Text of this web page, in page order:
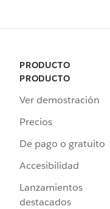
PRODUCTO
PRODUCTO
Ver demostración
Precios
De pago o gratuito
Accesibilidad
Lanzamientos
destacados